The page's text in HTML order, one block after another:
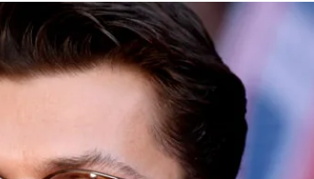
y lo que ha aguantado durante 10
con su habilidad oculta para la